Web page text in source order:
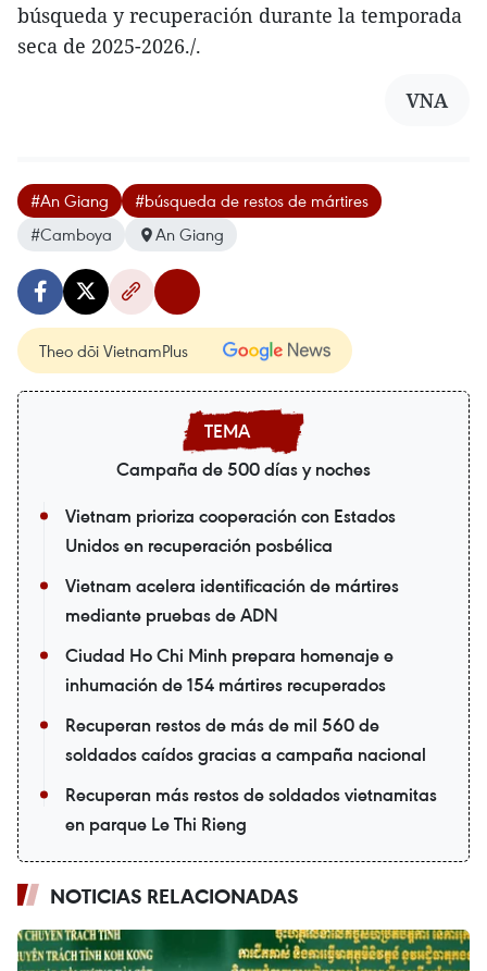
búsqueda y recuperación durante la temporada
seca de 2025-2026./.
VNA
#An Giang
#búsqueda de restos de mártires
#Camboya
An Giang
Theo dõi VietnamPlus
Campaña de 500 días y noches
Vietnam prioriza cooperación con Estados
Unidos en recuperación posbélica
Vietnam acelera identificación de mártires
mediante pruebas de ADN
Ciudad Ho Chi Minh prepara homenaje e
inhumación de 154 mártires recuperados
Recuperan restos de más de mil 560 de
soldados caídos gracias a campaña nacional
Recuperan más restos de soldados vietnamitas
en parque Le Thi Rieng
NOTICIAS RELACIONADAS